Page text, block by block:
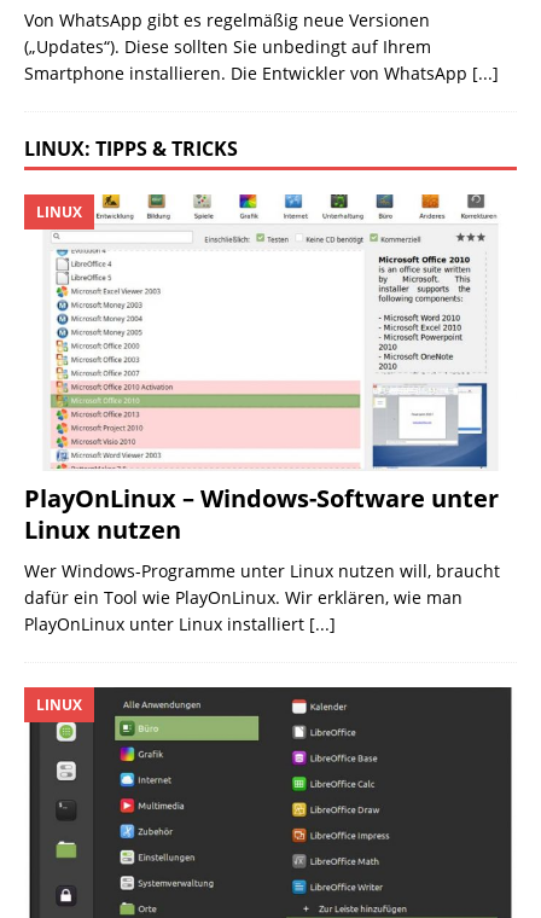
Von WhatsApp gibt es regelmäßig neue Versionen
(„Updates“). Diese sollten Sie unbedingt auf Ihrem
Smartphone installieren. Die Entwickler von WhatsApp [...]
LINUX: TIPPS & TRICKS
PlayOnLinux – Windows-Software unter
Linux nutzen
LINUX
Wer Windows-Programme unter Linux nutzen will, braucht
dafür ein Tool wie PlayOnLinux. Wir erklären, wie man
PlayOnLinux unter Linux installiert [...]
LINUX